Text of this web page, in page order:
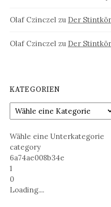
Olaf Czinczel zu Der
Olaf Czinczel zu Der
KATEGORIEN
Wähle eine Unterkategorie
category
6a74ae008b34e
1
0
Loading....